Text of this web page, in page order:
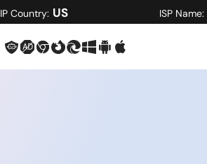
IP Country: US ISP Name: